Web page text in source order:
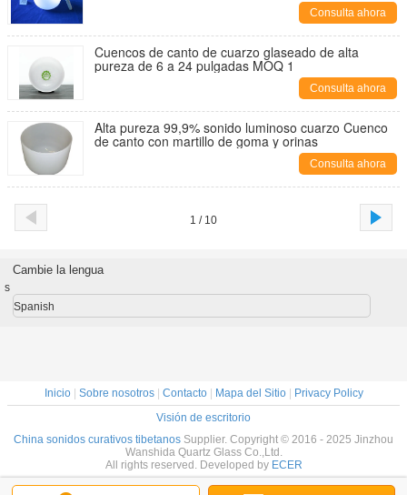
Consulta ahora
Cuencos de canto de cuarzo glaseado de alta
pureza de 6 a 24 pulgadas MOQ 1
Consulta ahora
Alta pureza 99,9% sonido luminoso cuarzo Cuenco
de canto con martillo de goma y orinas
Consulta ahora
1 / 10
Cambie la lengua
s
Spanish
Inicio| Sobre nosotros| Contacto| Mapa del Sitio|
Privacy Policy
Visión de escritorio
China sonidos curativos tibetanos Supplier. Copyright © 2016 - 2025 Jinzhou
Wanshida Quartz Glass Co.,Ltd.
All rights reserved. Developed by ECER